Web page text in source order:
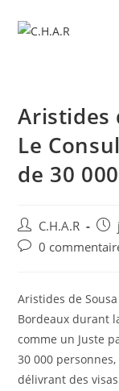
Aristides
Le
de 30
C.H.A.R
0
Aristides de
Bordeaux durant
comme un Juste
30 000
délivrant des